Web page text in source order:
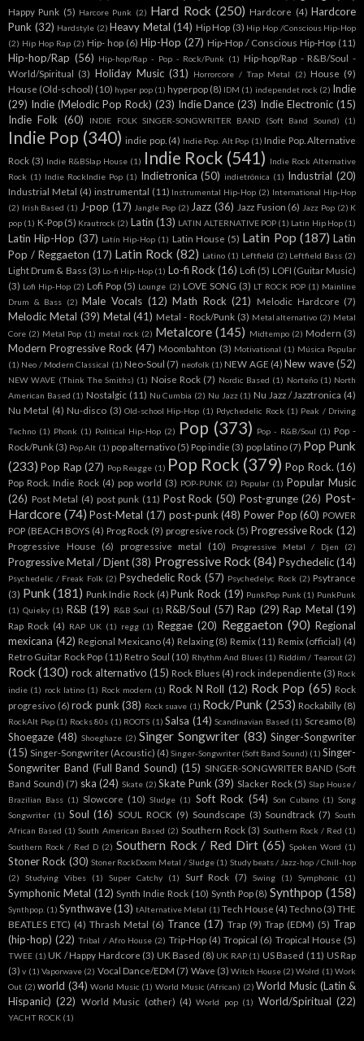
Happy Punk (5) Harcore Punk (2) Hard Rock (250) Hardcore (4) Hardcore
Punk (32) Hardstyle (2) Heavy Metal (14) Hip Hop (3) Hip Hop /Conscious Hip-Hop
(2) Hip Hop Rap (2) Hip- hop (6) Hip-Hop (27) Hip-Hop / Conscious Hip-Hop (11)
Hip-hop/Rap (56) Hip-hop/Rap - Pop - Rock/Punk (1) Hip-hop/Rap - R&B/Soul -
World/Spiritual (3) Holiday Music (31) Horrorcore / Trap Metal (2) House (9)
House (Old-school) (10) hyper pop (1) hyperpop (8) IDM (1) independet rock (2) Indie
(29) Indie (Melodic Pop Rock) (23) Indie Dance (23) Indie Electronic (15)
Indie Folk (60) INDIE FOLK SINGER-SONGWRITER BAND (Soft Band Sound) (1)
Indie Pop (340) indie pop. (4) Indie Pop. Alt Pop (1) Indie Pop. Alternative
Rock (3) Indie R&BSlap House (1) Indie Rock (541) Indie Rock Alternative
Rock (1) Indie RockIndie Pop (1) Indietronica (50) indietrónica (1) Industrial (20)
Industrial Metal (4) instrumental (11) Instrumental Hip-Hop (2) International Hip-Hop
(2) Irish Based (1) J-pop (17) Jangle Pop (2) Jazz (36) Jazz Fusion (6) Jazz Pop (2) K
pop (1) K-Pop (5) Krautrock (2) Latin (13) LATIN ALTERNATIVE POP (1) Latin Hip Hop (1)
Latin Hip-Hop (37) Latín Hip-Hop (1) Latin House (5) Latin Pop (187) Latin
Pop / Reggaeton (17) Latin Rock (82) Latino (1) Leftfield (2) Leftfield Bass (2)
Light Drum & Bass (3) Lo-fi Hip-Hop (1) Lo-fi Rock (16) Lofi (5) LOFI (Guitar Music)
(3) Lofi Hip-Hop (2) Lofi Pop (5) Lounge (2) LOVE SONG (3) LT ROCK POP (1) Mainline
Drum & Bass (2) Male Vocals (12) Math Rock (21) Melodic Hardcore (7)
Melodic Metal (39) Metal (41) Metal - Rock/Punk (3) Metal alternativo (2) Metal
Core (2) Metal Pop (1) metal rock (2) Metalcore (145) Midtempo (2) Modern (3)
Modern Progressive Rock (47) Moombahton (3) Motivational (1) Música Popular
(1) Neo / Modern Classical (1) Neo-Soul (7) neofolk (1) NEW AGE (4) New wave (52)
NEW WAVE (Think The Smiths) (1) Noise Rock (7) Nordic Based (1) Norteño (1) North
American Based (1) Nostalgic (11) Nu Cumbia (2) Nu Jazz (1) Nu Jazz / Jazztronica (4)
Nu Metal (4) Nu-disco (3) Old-school Hip-Hop (1) Pdychedelic Rock (1) Peak / Driving
Techno (1) Phonk (1) Political Hip-Hop (2) Pop (373) Pop - R&B/Soul (1) Pop -
Rock/Punk (3) Pop Alt (1) pop alternativo (5) Pop indie (3) pop latino (7) Pop Punk
(233) Pop Rap (27) Pop Reagge (1) Pop Rock (379) Pop Rock. (16)
Pop Rock. Indie Rock (4) pop world (3) POP-PUNK (2) Popular (1) Popular Music
(26) Post Metal (4) post punk (11) Post Rock (50) Post-grunge (26) Post-
Hardcore (74) Post-Metal (17) post-punk (48) Power Pop (60) POWER
POP (BEACH BOYS (4) Prog Rock (9) progresive rock (5) Progressive Rock (12)
Progressive House (6) progressive metal (10) Progressive Metal / Djen (2)
Progressive Metal / Djent (38) Progressive Rock (84) Psychedelic(14)
Psychedelic / Freak Folk (2) Psychedelic Rock (57) Psychedelyc Rock (2) Psytrance
(3) Punk (181) Punk Indie Rock (4) Punk Rock (19) PunkPop Punk (1) PunkPunk
(1) Quieky (1) R&B (19) R&B Soul (1) R&B/Soul (57) Rap (29) Rap Metal (19)
Rap Rock (4) RAP UK (1) regg (1) Reggae (20) Reggaeton (90) Regional
mexicana (42) Regional Mexicano (4) Relaxing (8) Remix (11) Remix (official) (4)
Retro Guitar Rock Pop (11) Retro Soul (10) Rhythm And Blues (1) Riddim / Tearout (2)
Rock (130) rock alternativo (15) Rock Blues (4) rock independiente (3) Rock
indie (1) rock latino (1) Rock modern (1) Rock N Roll (12) Rock Pop (65) Rock
progresivo (6) rock punk (38) Rock suave (1) Rock/Punk (253) Rockabilly (8)
RockAlt Pop (1) Rocks 80s (1) ROOTS (1) Salsa (14) Scandinavian Based (1) Screamo (8)
Shoegaze (48) Shoeghaze (2) Singer Songwriter (83) Singer-Songwriter
(15) Singer-Songwriter (Acoustic) (4) Singer-Songwriter (Soft Band Sound) (1) Singer-
Songwriter Band (Full Band Sound) (15) SINGER-SONGWRITER BAND (Soft
Band Sound) (7) ska (24) Skate (2) Skate Punk (39) Slacker Rock (5) Slap House /
Brazilian Bass (1) Slowcore (10) Sludge (1) Soft Rock (54) Son Cubano (1) Song
Songwriter (1) Soul (16) SOUL ROCK (9) Soundscape (3) Soundtrack (7) South
African Based (1) South American Based (2) Southern Rock (3) Southern Rock / Red (1)
Southern Rock / Red D (2) Southern Rock / Red Dirt (65) Spoken Word (1)
Stoner Rock (30) Stoner RockDoom Metal / Sludge (1) Study beats / Jazz-hop / Chill-hop
(2)
Studying Vibes (1) Super Catchy (1) Surf Rock (7) Swing (1) Symphonic (1)
Symphonic Metal (12) Synth Indie Rock (10) Synth Pop (8) Synthpop (158)
Synthpop. (1) Synthwave (13) tAlternative Metal (1) Tech House (4) Techno (3) THE
BEATLES ETC) (4) Thrash Metal (6) Trance (17) Trap (9) Trap (EDM) (5) Trap
(hip-hop) (22) Tribal / Afro House (2) Trip-Hop (4) Tropical (6) Tropical House (5)
TWEE (1) UK / Happy Hardcore (3) UK Based (8) UK RAP (1) US Based (11) US Rap
(3) v (1) Vaporwave (2) Vocal Dance/EDM (7) Wave (3) Witch House (2) Wolrd (1) Work
Out (2) world (34) World Music (1) World Music (African) (2) World Music (Latin &
Hispanic) (22) World Music (other) (4) World pop (1) World/Spiritual (22)
YACHT ROCK (1)